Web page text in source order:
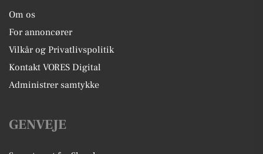
Om os
For annoncører
Vilkår og Privatlivspolitik
Kontakt VORES Digital
Administrer samtykke
GENVEJE